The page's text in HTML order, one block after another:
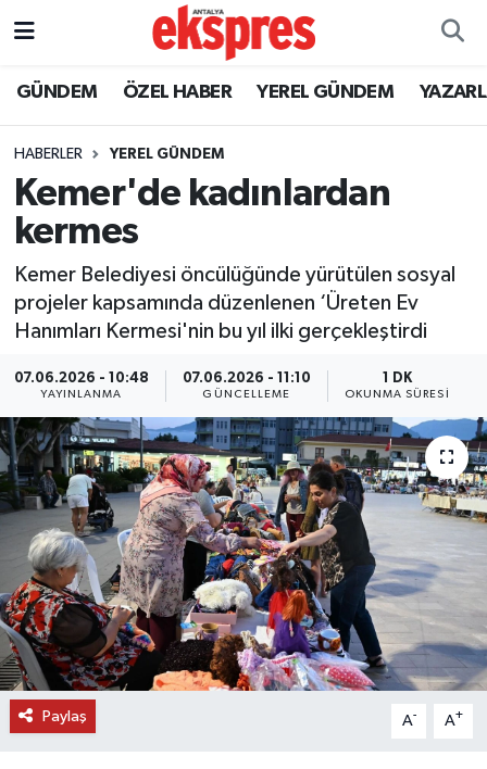
GÜNDEM ÖZEL HABER YEREL GÜNDEM
HABERLER YEREL GÜNDEM
Kemer'de kadınlardan
kermes
Kemer Belediyesi öncülüğünde yürütülen sosyal
projeler kapsamında düzenlenen ‘Üreten Ev
Hanımları Kermesi'nin bu yıl ilki gerçekleştirdi
07.06.2026 - 10:48
YAYINLANMA
07.06.2026 - 11:10
GÜNCELLEME
1 DK
OKUNMA SÜRESI
Paylaş A- A+
ÖZEL HABER
YEREL GÜNDEM
EKONOMİ
KÜLTÜR - SANAT
SİYASET
SAĞLIK
DÜNYA
EĞİTİM
TURİZM
RÖPORTAJ
Nöbetçi Eczaneler
Trafik Durumu
Süper Lig Puan Durumu ve Fikstür
Tüm Manşetler
Haber Arşivi